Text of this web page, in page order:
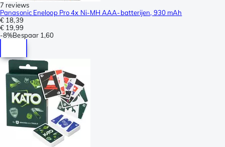
7 reviews
Panasonic Eneloop Pro 4x Ni-MH AAA-batterijen, 930 mAh
€ 18,39
€ 19,99
-8%Bespaar 1,60